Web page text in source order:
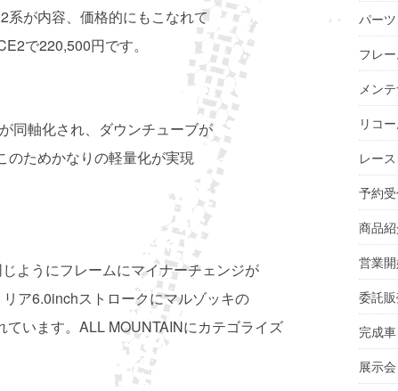
系が内容、価格的にもこなれて
で220,500円です。
同軸化され、ダウンチューブが
のためかなりの軽量化が実現
ようにフレームにマイナーチェンジが
ア6.0inchストロークにマルゾッキの
います。ALL MOUNTAINにカテゴライズ
パーツ
フレ
メン
リコ
レー
予約
商品
営業
委託
完成車
展示会